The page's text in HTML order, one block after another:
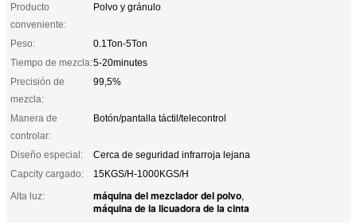
Producto
conveniente:
Polvo y gránulo
Peso:
0.1Ton-5Ton
Tiempo de mezcla:5-20minutes
Precisión de
mezcla:
99,5%
Manera de
controlar:
Botón/pantalla táctil/telecontrol
Diseño especial:
Cerca de seguridad infrarroja lejana
Capcity cargado:
15KGS/H-1000KGS/H
Alta luz:
máquina del mezclador del polvo,
máquina de la licuadora de la cinta